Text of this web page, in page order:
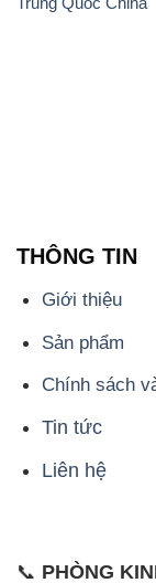
Chính sách
Tin tức
Liên hệ
📞
PHÒNG
ĐẮC TRƯỜNG